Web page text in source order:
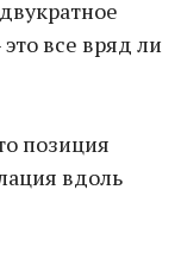
все вряд ли
позиция
вдоль